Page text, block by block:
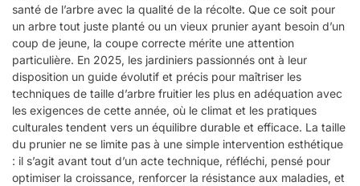
santé de l’arbre avec la qualité de la récolte. Que ce soit pour
un arbre tout juste planté ou un vieux prunier ayant besoin d’un
coup de jeune, la coupe correcte mérite une attention
particulière. En 2025, les jardiniers passionnés ont à leur
disposition un guide évolutif et précis pour maîtriser les
techniques de taille d’arbre fruitier les plus en adéquation avec
les exigences de cette année, où le climat et les pratiques
culturales tendent vers un équilibre durable et efficace. La taille
du prunier ne se limite pas à une simple intervention esthétique
: il s’agit avant tout d’un acte technique, réfléchi, pensé pour
optimiser la croissance, renforcer la résistance aux maladies, et